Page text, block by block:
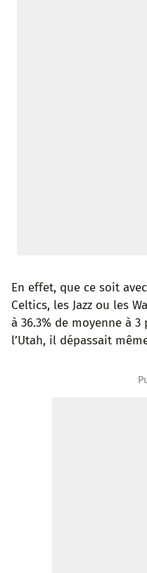
En effet, que ce soit
Celtics, les Jazz ou les
à 36.3% de moyenne à
l’Utah, il dépassait